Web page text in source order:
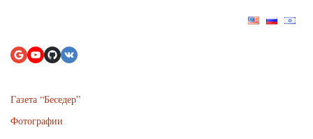
Газета “Беседер”
Фотографии